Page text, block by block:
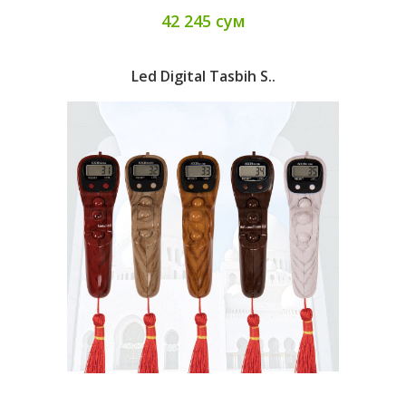
42 245 сум
Led Digital Tasbih S..